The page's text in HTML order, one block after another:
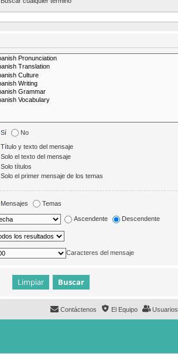
Sí No
Título y texto del mensaje
Solo el texto del mensaje
Solo títulos
Solo el primer mensaje de los temas
Mensajes Temas
Ascendente Descendente
Caracteres del mensaje
Usuarios
El Equipo
Contáctenos